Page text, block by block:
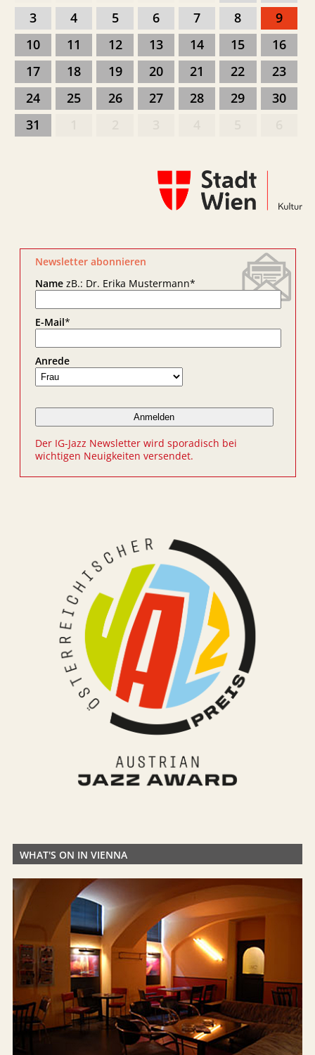
3
4 5 6 7 8
9
10
11 12 13 14 15
16
17
18 19 20 21 22
23
24
25 26 27 28 29
30
31
Newsletter abonnieren
NamezB.: Dr. Erika Mustermann*
E-Mail*
Anrede
Der IG-Jazz Newsletter wird sporadisch bei
wichtigen Neuigkeiten versendet.
WHAT'S ON IN VIENNA